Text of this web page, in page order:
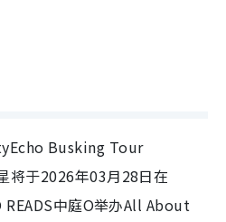
Busking Tour
将于2026年03月28日在
READS中庭O举办All About